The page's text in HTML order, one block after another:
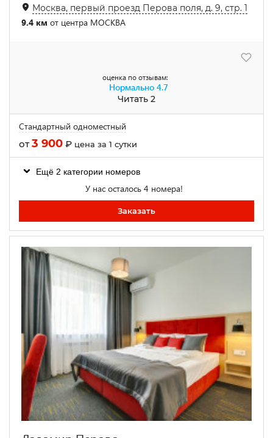
Москва, первый проезд Перова поля, д. 9, стр. 1
9.4 км от центра МОСКВА
оценка по отзывам:
Нормально 4.7
Читать 2
Стандартный одноместный
от3 900 ₽ цена за 1 сутки
Ещё 2 категории номеров
У нас осталось 4 номера!
Заказать